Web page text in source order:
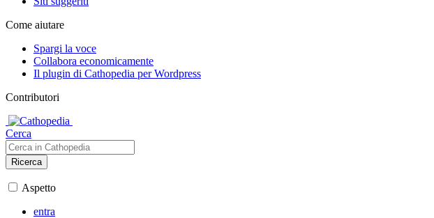
Come aiutare
Spargi la voce
Collabora economicamente
Il plugin di Cathopedia per Wordpress
Contributori
Cerca
Ricerca
Aspetto
entra